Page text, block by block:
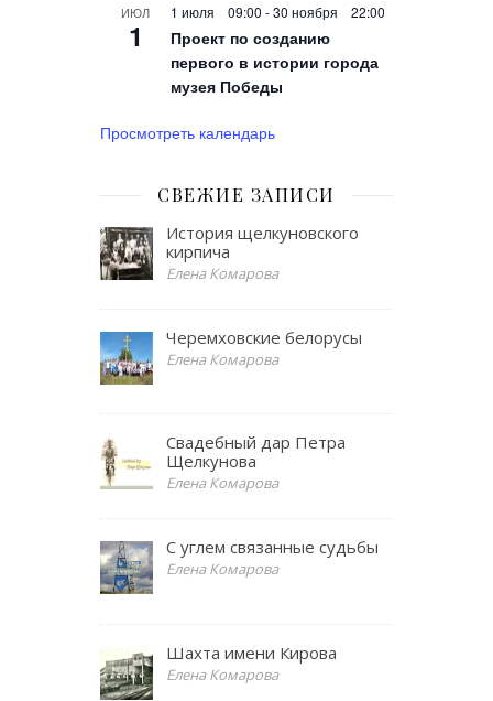
ИЮЛ
1
1 июля 09:00 -30 ноября 22:00
Проект по созданию
первого в истории города
музея Победы
Просмотреть календарь
СВЕЖИЕ ЗАПИСИ
История щелкуновского
кирпича
Елена Комарова
Черемховские белорусы
Елена Комарова
Свадебный дар Петра
Щелкунова
Елена Комарова
С углем связанные судьбы
Елена Комарова
Шахта имени Кирова
Елена Комарова